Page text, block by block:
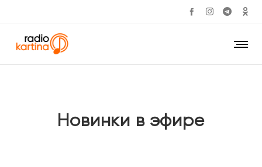
Новинки в эфире